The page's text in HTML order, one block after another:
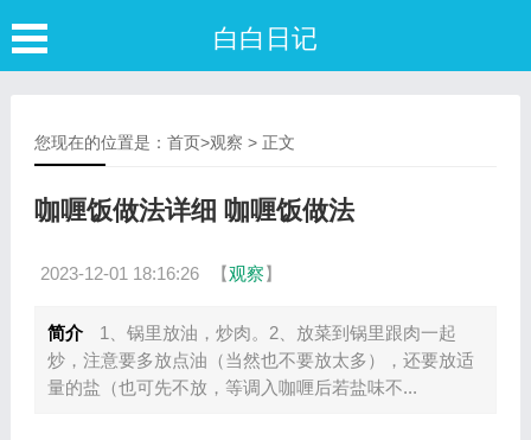
白白日记
您现在的位置是： 首页>观察 > 正文
咖喱饭做法详细 咖喱饭做法
2023-12-01 18:16:26 【观察】
简介
1、锅里放油，炒肉。2、放菜到锅里跟肉一起
炒，注意要多放点油（当然也不要放太多），还要放适
量的盐（也可先不放，等调入咖喱后若盐味不...